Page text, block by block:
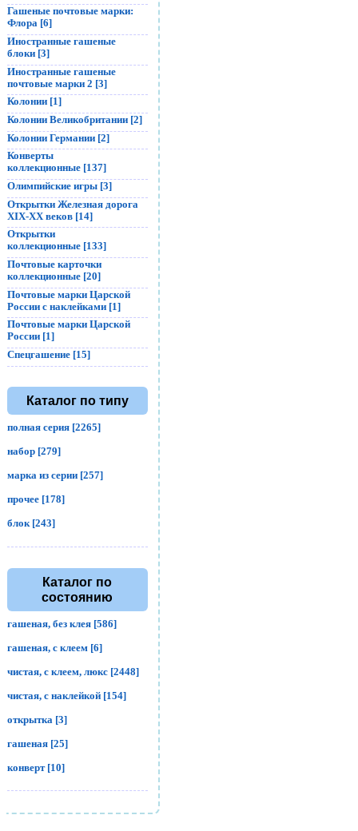
Гашеные почтовые марки:
Флора [6]
Иностранные гашеные
блоки [3]
Иностранные гашеные
почтовые марки 2 [3]
Колонии [1]
Колонии Великобритании [2]
Колонии Германии [2]
Конверты
коллекционные [137]
Олимпийские игры [3]
Открытки Железная дорога
XIX-XX веков [14]
Открытки
коллекционные [133]
Почтовые карточки
коллекционные [20]
Почтовые марки Царской
России с наклейками [1]
Почтовые марки Царской
России [1]
Спецгашение [15]
Каталог по типу
полная серия [2265]
набор [279]
марка из серии [257]
прочее [178]
блок [243]
Каталог по
состоянию
гашеная, без клея [586]
гашеная, с клеем [6]
чистая, с клеем, люкс [2448]
чистая, с наклейкой [154]
открытка [3]
гашеная [25]
конверт [10]